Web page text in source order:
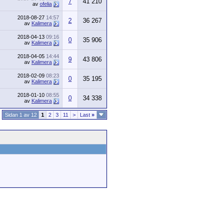
av ofelia
2018-08-27 14:57
av Kalimera 2 36 267
2018-04-13 09:16
av Kalimera 0 35 906
2018-04-05 14:44
av Kalimera 9 43 806
2018-02-09 08:23
av Kalimera 0 35 195
2018-01-10 08:55
av Kalimera 0 34 338
Sidan 1 av 12 1 2 3 11 > Last »